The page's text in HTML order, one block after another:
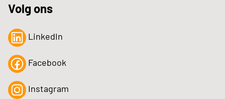
Volg ons
LinkedIn
Facebook
Instagram